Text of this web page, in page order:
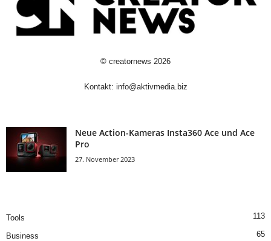
© creatornews 2026
Kontakt: info@aktivmedia.biz
Neue Action-Kameras Insta360 Ace und Ace
Pro
27. November 2023
Tools 113
Business 65